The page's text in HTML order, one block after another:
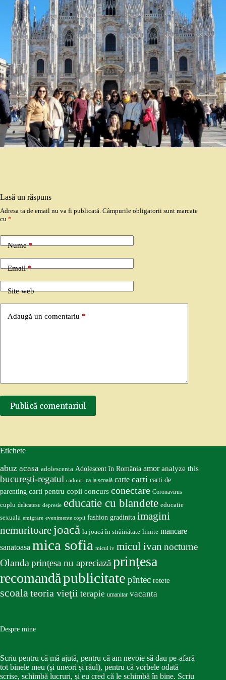
Lasă un răspuns
Adresa ta de email nu va fi publicată. Câmpurile obligatorii sunt marcate
cu *
Nume*
Email*
Site web
Adaugă un comentariu *
Publică comentariul
Etichete
abuz acasa adolescenta Adolescent în România amor analyze this
bucureşti-regatul cadouri ca la școală carte carti carti de
parenting carti pentru copii concurs conectare Coronavirus
cuplu delicatese depresie educatie cu blandete educatie
sexuala emigrare evenimente copii fashion gradinita imagini
nemuritoare joacă la joacă în străinătate limite mancare
sanatoasa mica sofia micul iv micul ivan nocturne
Olandaprinţesa nu apreciazăprinţesa
recomandăpublicitate pîntec retete
scoalateoria vieţii terapie umanitar vacanta
Despre mine
Scriu pentru că mă ajută, pentru că am nevoie să dau pe-afară
tot binele meu (și uneori și răul), pentru că vorbele odată
scrise, schimbă lucruri, și eu cred că le schimbă în bine. Scriu